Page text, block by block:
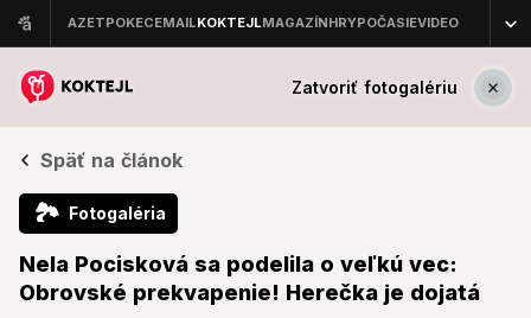
Zatvoriť fotogalériu
Späť na článok
🏞 Fotogaléria
Nela Pocisková sa podelila o veľkú vec:
Obrovské prekvapenie! Herečka je dojatá